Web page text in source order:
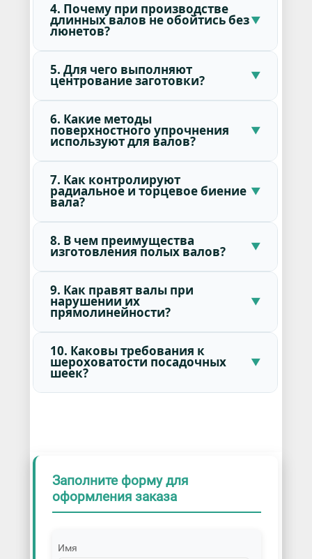
4. Почему при производстве
длинных валов не обойтись без
люнетов?
5. Для чего выполняют
центрование заготовки?
6. Какие методы
поверхностного упрочнения
используют для валов?
7. Как контролируют
радиальное и торцевое биение
вала?
8. В чем преимущества
изготовления полых валов?
9. Как правят валы при
нарушении их
прямолинейности?
10. Каковы требования к
шероховатости посадочных
шеек?
Заполните форму для
оформления заказа
Имя